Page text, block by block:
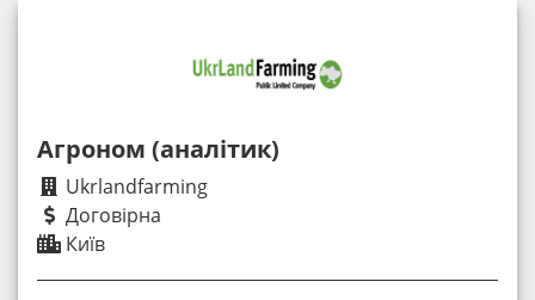
Агроном (аналітик)
Ukrlandfarming
Договірна
Київ